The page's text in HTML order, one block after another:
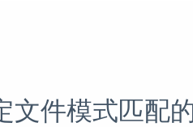
文件模式匹配